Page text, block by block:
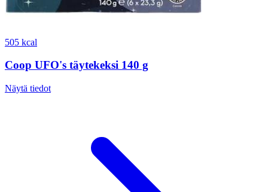
505 kcal
Coop UFO's täytekeksi 140 g
Näytä tiedot